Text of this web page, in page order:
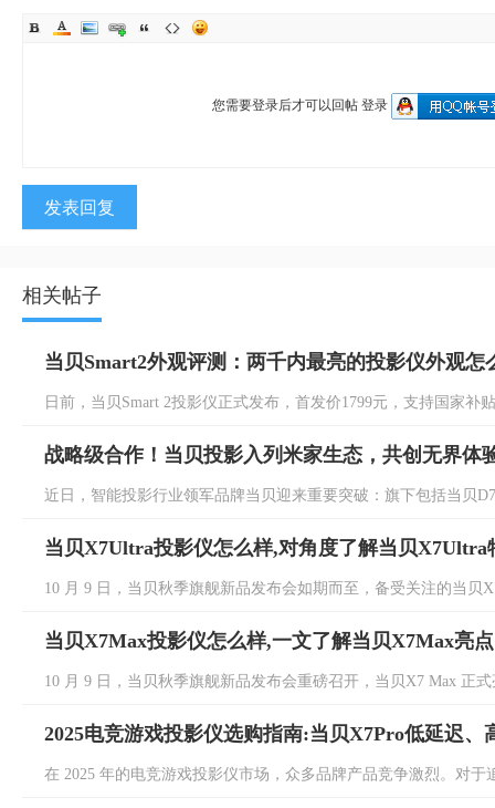
您需要登录后才可以回帖 登录
发表回复
相关帖子
当贝Smart2外观评测：两千内最亮的投影仪外观怎
日前，当贝Smart 2投影仪正式发布，首发价1799元，支持国家补
战略级合作！当贝投影入列米家生态，共创无界体
近日，智能投影行业领军品牌当贝迎来重要突破：旗下包括当贝
当贝X7Ultra投影仪怎么样,对角度了解当贝X7Ultra
10 月 9 日，当贝秋季旗舰新品发布会如期而至，备受关注的当贝
当贝X7Max投影仪怎么样,一文了解当贝X7Max亮点
10 月 9 日，当贝秋季旗舰新品发布会重磅召开，当贝X7 Max 正
2025电竞游戏投影仪选购指南:当贝X7Pro低延迟、
在 2025 年的电竞游戏投影仪市场，众多品牌产品竞争激烈。对